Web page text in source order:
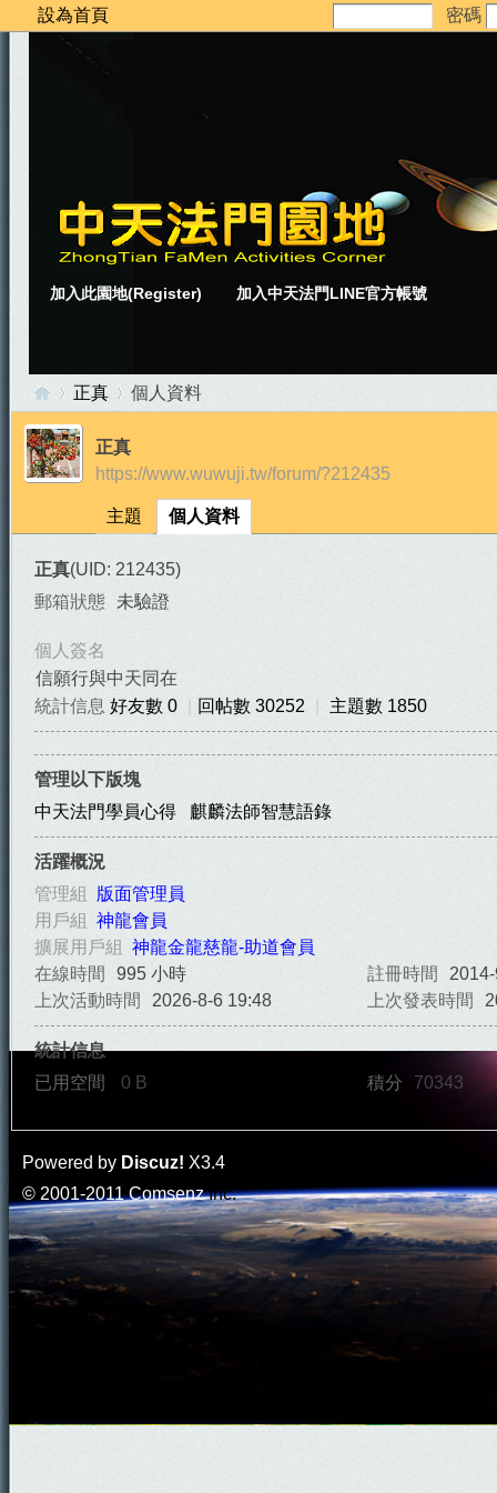
設為首頁 密碼
加入此園地(Register) 加入中天法門LINE官方帳號
中
天
法
›
正真 個人資料
正真
https://www.wuwuji.tw/forum/?212435
主題 個人資料
正真(UID: 212435)
郵箱狀態
未驗證
個人簽名
信願行與中天同在
統計信息 好友數 0 回帖數 30252 主題數 1850
管理以下版塊
中天法門學員心得
麒麟法師智慧語錄
活躍概況
管理組 版面管理員
用戶組 神龍會員
擴展用戶組 神龍金龍慈龍-助道會員
在線時間
995 小時 註冊時間
上次活動時間
2026-8-6 19:48 上次發表時間
統計信息
已用空間
0 B 積分 70343
Powered by Discuz! X3.4
© 2001-2011ComsenzInc.